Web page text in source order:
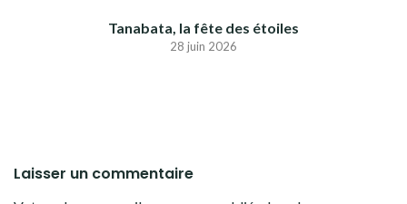
Tanabata, la fête des étoiles
28 juin 2026
Laisser un commentaire